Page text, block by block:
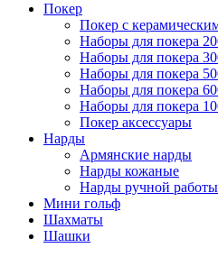
Покер
Покер с
Наборы для покера
Наборы для покера
Наборы для покера
Наборы для покера
Наборы для покера
Покер аксессуары
Нарды
Армянские нарды
Нарды кожаные
Нарды ручной работы
Мини гольф
Шахматы
Шашки